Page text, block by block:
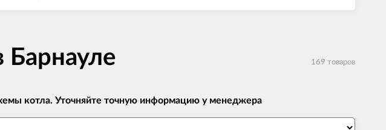
Барнауле 169 товаров
котла. Уточняйте точную информацию у менеджера